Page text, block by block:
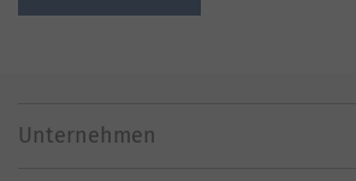
Unternehmen